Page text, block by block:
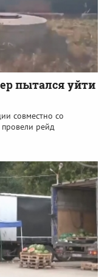
пытался уйти
совместно со
рейд